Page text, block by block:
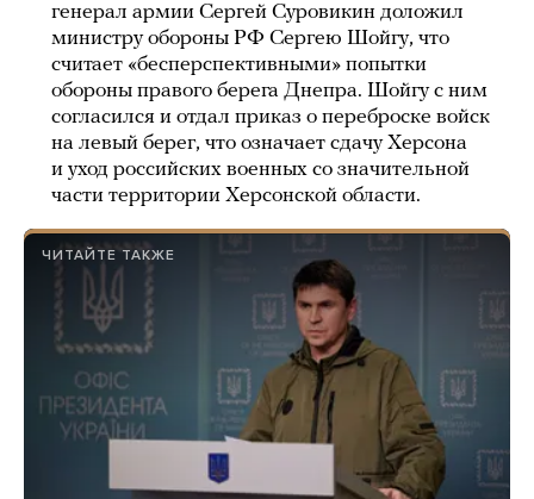
генерал армии Сергей Суровикин доложил
министру обороны РФ Сергею Шойгу, что
считает «бесперспективными» попытки
обороны правого берега Днепра. Шойгу с ним
согласился и отдал приказ о переброске войск
на левый берег, что означает сдачу Херсона
и уход российских военных со значительной
части территории Херсонской области.
ЧИТАЙТЕ ТАКЖЕ